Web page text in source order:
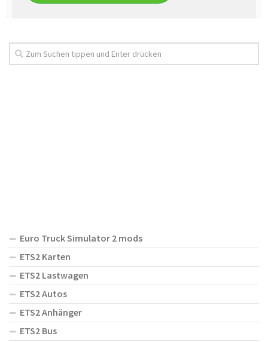
Euro Truck Simulator 2 mods
ETS2 Karten
ETS2 Lastwagen
ETS2 Autos
ETS2 Anhänger
ETS2 Bus